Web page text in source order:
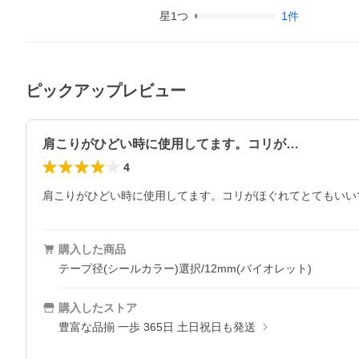
星1つ 1件
ピックアップレビュー
肩こりがひどい時に使用してます。コリが…
4
肩こりがひどい時に使用してます。コリがほぐれてとてもい
購入した商品
テープ径(シールカラー)選択/12mm(バイオレット)
購入したストア
豊富な品揃 一歩 365日 土日祝日も発送